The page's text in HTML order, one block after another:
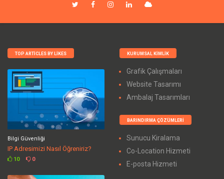
TOP ARTICLES BY LIKES
Bilgi Güvenliği
IP Adresimizi Nasıl Öğreniriz?
10 0
KURUMSAL KIMLIK
Grafik Çalışmaları
Website Tasarımı
Ambalaj Tasarımları
BARINDIRMA ÇÖZÜMLERI
Sunucu Kiralama
Co-Location Hizmeti
E-posta Hizmeti